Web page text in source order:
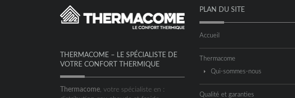
THERMACOME – LE SPÉCIALISTE DE
VOTRE CONFORT THERMIQUE
Thermacome , votre spécialiste en :
PLAN DU SITE
Accueil
Thermacome
Qui-sommes-nous
Qualité et garanties